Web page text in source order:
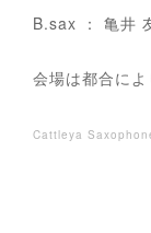
B.sax ： 亀井
会場は都合によ
Cattleya